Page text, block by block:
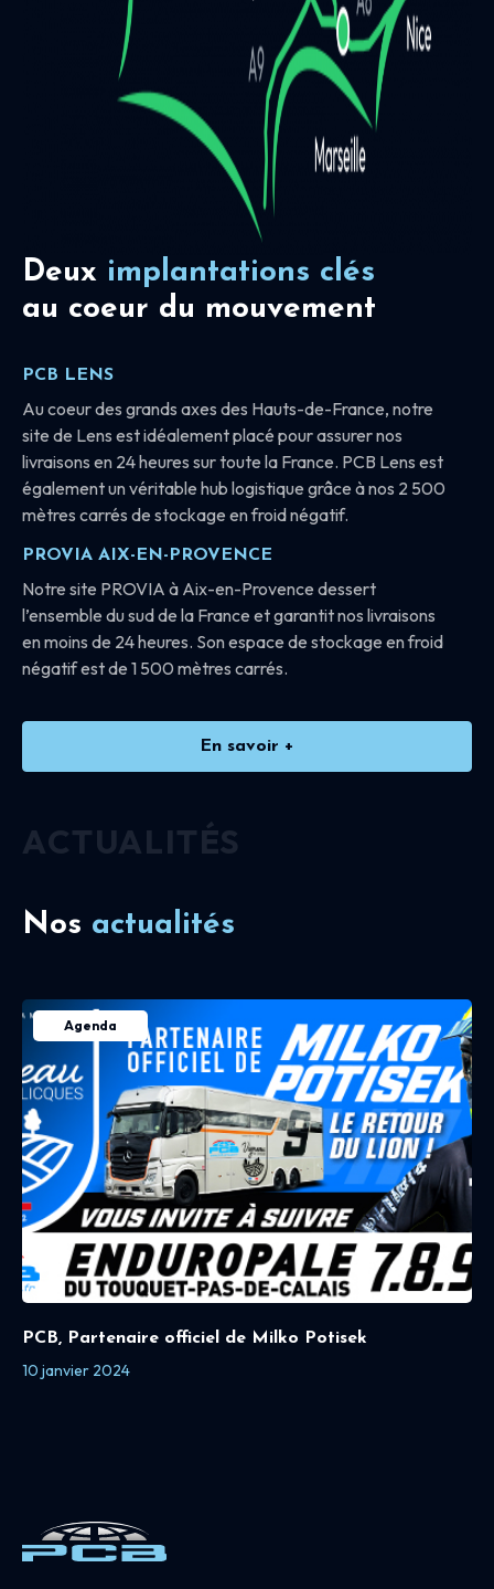
Deux implantations clés
au coeur du mouvement
PCB LENS
Au coeur des grands axes des Hauts-de-France, notre
site de Lens est idéalement placé pour assurer nos
livraisons en 24 heures sur toute la France. PCB Lens est
également un véritable hub logistique grâce à nos 2 500
mètres carrés de stockage en froid négatif.
PROVIA AIX-EN-PROVENCE
Notre site PROVIA à Aix-en-Provence dessert
l’ensemble du sud de la France et garantit nos livraisons
en moins de 24 heures. Son espace de stockage en froid
négatif est de 1 500 mètres carrés.
En savoir +
ACTUALITÉS
Nos actualités
Agenda
PCB, Partenaire officiel de Milko Potisek
10 janvier 2024